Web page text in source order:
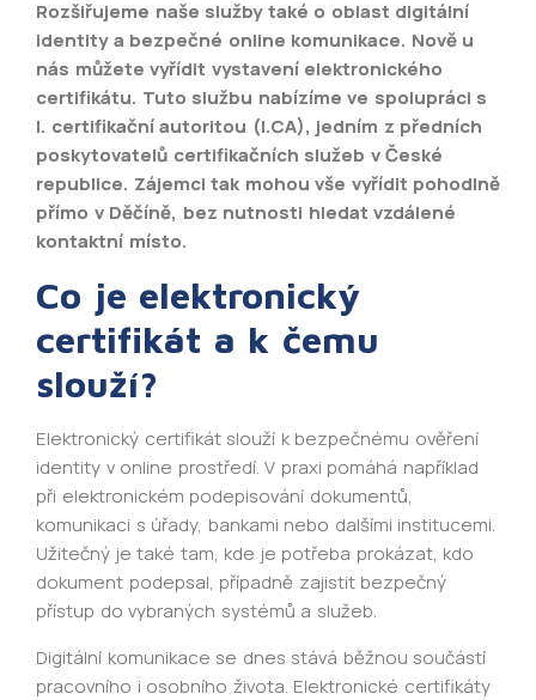
Rozšiřujeme naše služby také o oblast digitální
identity a bezpečné online komunikace. Nově u
nás můžete vyřídit vystavení elektronického
certifikátu. Tuto službu nabízíme ve spolupráci s
I. certifikační autoritou (I.CA), jedním z předních
poskytovatelů certifikačních služeb v České
republice. Zájemci tak mohou vše vyřídit pohodlně
přímo v Děčíně, bez nutnosti hledat vzdálené
kontaktní místo.
Co je elektronický
certifikát a k čemu
slouží?
Elektronický certifikát slouží k bezpečnému ověření
identity v online prostředí. V praxi pomáhá například
při elektronickém podepisování dokumentů,
komunikaci s úřady, bankami nebo dalšími institucemi.
Užitečný je také tam, kde je potřeba prokázat, kdo
dokument podepsal, případně zajistit bezpečný
přístup do vybraných systémů a služeb.
Digitální komunikace se dnes stává běžnou součástí
pracovního i osobního života. Elektronické certifikáty